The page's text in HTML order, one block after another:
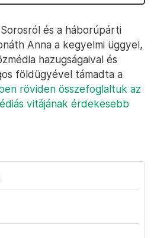
és a háborúpárti
Anna a kegyelmi üggyel,
hazugságaival és
földügyével támadta a
röviden összefoglaltuk az
vitájának érdekesebb